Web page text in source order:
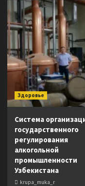
Здоровье
Система
государственного
регулирования
алкогольной
промышленности
Узбекистана
krupa_muka_r